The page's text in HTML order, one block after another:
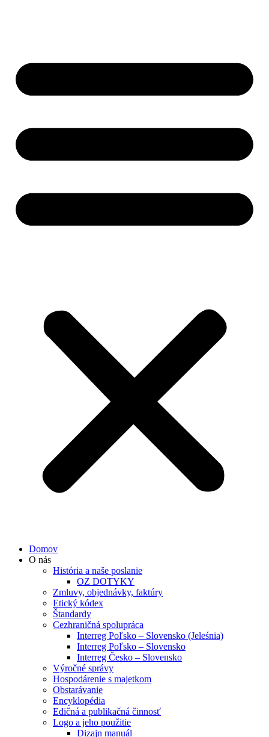
Domov
O nás
História a naše poslanie
OZ DOTYKY
Zmluvy, objednávky, faktúry
Etický kódex
Štandardy
Cezhraničná spolupráca
Interreg Poľsko – Slovensko (Jeleśnia)
Interreg Poľsko – Slovensko
Interreg Česko – Slovensko
Výročné správy
Hospodárenie s majetkom
Obstarávanie
Encyklopédia
Edičná a publikačná činnosť
Logo a jeho použitie
Dizajn manuál